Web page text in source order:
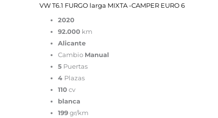
VW T6.1 FURGO larga MIXTA -CAMPER EURO 6
2020
92.000km
Alicante
Cambio Manual
5Puertas
4 Plazas
110cv
blanca
199gr/km